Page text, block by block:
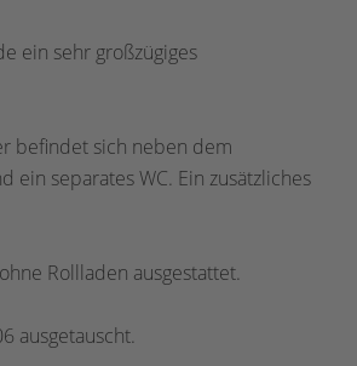
ein sehr großzügiges
befindet sich neben dem
ein separates WC. Ein zusätzliches
Rollladen ausgestattet.
ausgetauscht.